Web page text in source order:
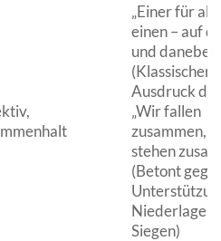
„Einer für
einen – auf
und
(Klassischer
Ausdruck
„Wir fallen
zusammen,
stehen
(Betont
Niederlagen
Siegen)